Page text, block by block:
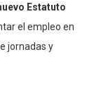
Estatuto
el empleo en
jornadas y